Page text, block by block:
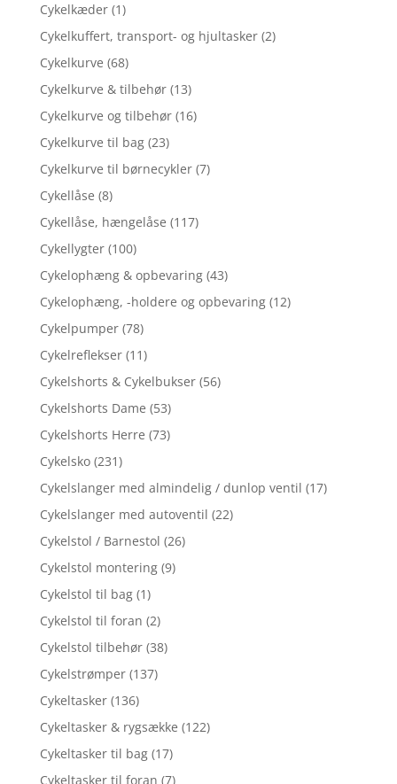
Cykelkæder (1)
Cykelkuffert, transport- og hjultasker (2)
Cykelkurve (68)
Cykelkurve & tilbehør (13)
Cykelkurve og tilbehør (16)
Cykelkurve til bag (23)
Cykelkurve til børnecykler (7)
Cykellåse (8)
Cykellåse, hængelåse (117)
Cykellygter (100)
Cykelophæng & opbevaring (43)
Cykelophæng, -holdere og opbevaring (12)
Cykelpumper (78)
Cykelreflekser (11)
Cykelshorts & Cykelbukser (56)
Cykelshorts Dame (53)
Cykelshorts Herre (73)
Cykelsko (231)
Cykelslanger med almindelig / dunlop ventil (17)
Cykelslanger med autoventil (22)
Cykelstol / Barnestol (26)
Cykelstol montering (9)
Cykelstol til bag (1)
Cykelstol til foran (2)
Cykelstol tilbehør (38)
Cykelstrømper (137)
Cykeltasker (136)
Cykeltasker & rygsække (122)
Cykeltasker til bag (17)
Cykeltasker til foran (7)